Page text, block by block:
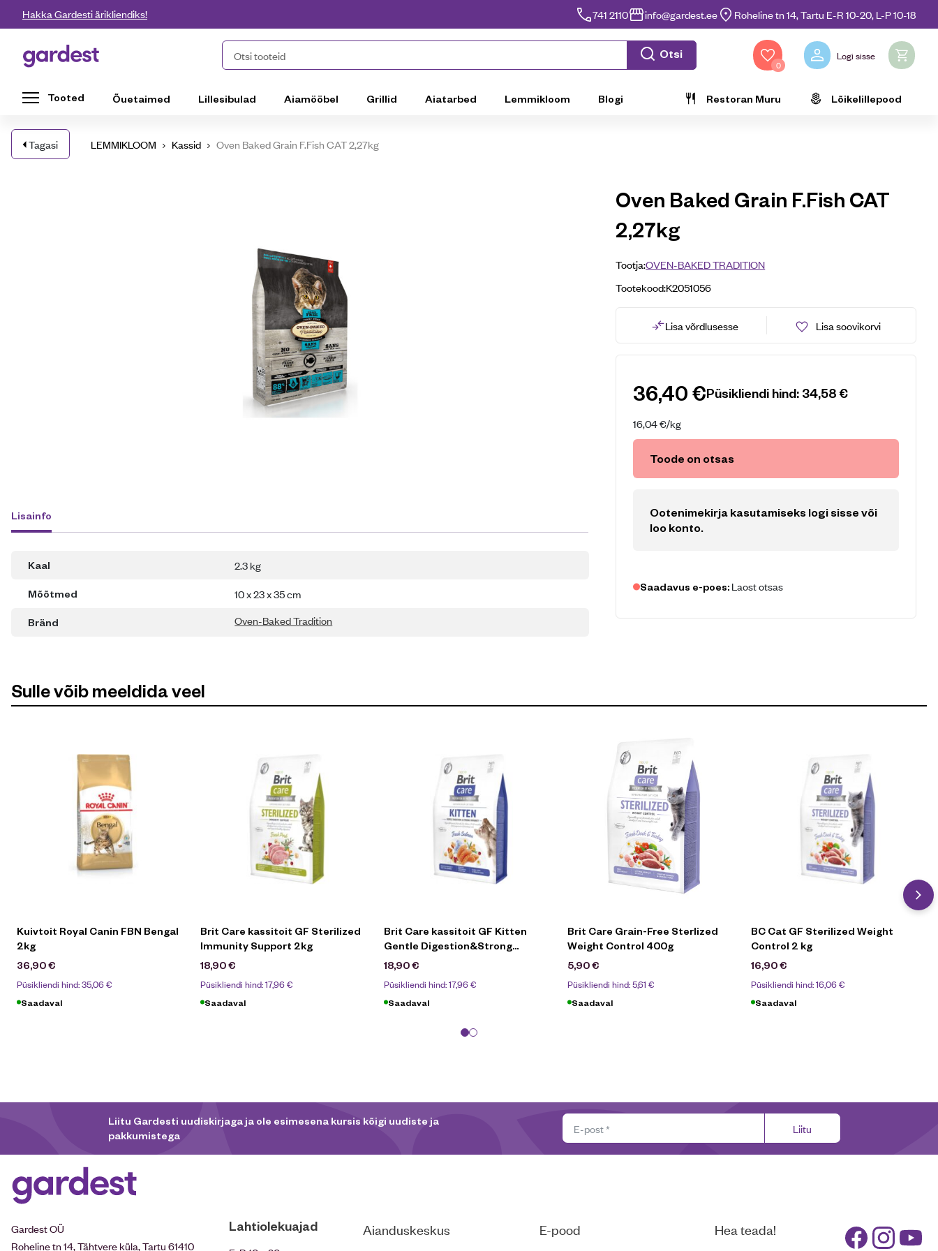
Liigu edasi põhisisu juurde
Hakka Gardesti ärikliendiks! 741 2110 info@gardest.ee Roheline tn 14, Tartu E-R 10-20, L-P 10-18
Gardest Otsi tooteid Otsi
0
Logi sisse
Tooted Õuetaimed Lillesibulad Aiamööbel Grillid Aiatarbed Lemmikloom Blogi Restoran Muru Lõikelillepood
Tagasi LEMMIKLOOM Kassid Oven Baked Grain F.Fish CAT 2,27kg
Lisainfo
Kaal 2.3 kg
Mõõtmed 10 x 23 x 35 cm
Bränd Oven-Baked Tradition
Oven Baked Grain F.Fish CAT
2,27kg
Tootja:OVEN-BAKED TRADITION
Tootekood:K2051056
Lisa võrdlusesse Lisa soovikorvi
36,40€Püsikliendi hind: 34,58€
16,04€/kg
Toode on otsas
Ootenimekirja kasutamiseks logi sisse või
loo konto.
Saadavus e-poes: Laost otsas
Sulle võib meeldida veel
Kuivtoit Royal Canin FBN Bengal
2kg
36,90€
Püsikliendi hind:35,06€
Saadaval
Brit Care kassitoit GF Sterilized
Immunity Support 2kg
18,90€
Püsikliendi hind:17,96€
Saadaval
Brit Care kassitoit GF Kitten
Gentle Digestion&Strong
Immunity 2kg
18,90€
Püsikliendi hind:17,96€
Saadaval
Brit Care Grain-Free Sterlized
Weight Control 400g
5,90€
Püsikliendi hind:5,61 €
Saadaval
BC Cat GF Sterilized Weight
Control 2 kg
16,90€
Püsikliendi hind:16,06€
Saadaval
Liitu Gardesti uudiskirjaga ja ole esimesena kursis kõigi uudiste ja
pakkumistega
Liitu
Gardest OÜ
Roheline tn 14, Tähtvere küla, Tartu 61410
Lahtiolekuajad Aianduskeskus E-pood Hea teada!